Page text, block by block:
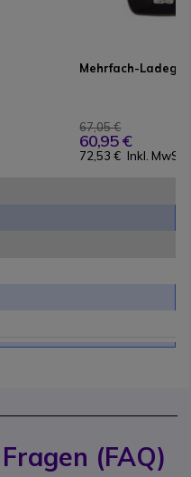
Mehrfach-
67,05 €
60,95 €
72,53 € Inkl. MwSt.
(FAQ)